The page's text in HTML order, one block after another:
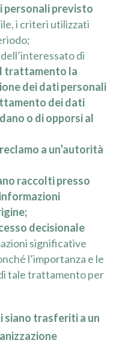
personali previsto
i criteri utilizzati
di
trattamento la
dei dati personali
dei dati
o di opporsi al
a un’autorità
raccolti presso
decisionale
significative
l’importanza e le
tale trattamento per
siano trasferiti a un